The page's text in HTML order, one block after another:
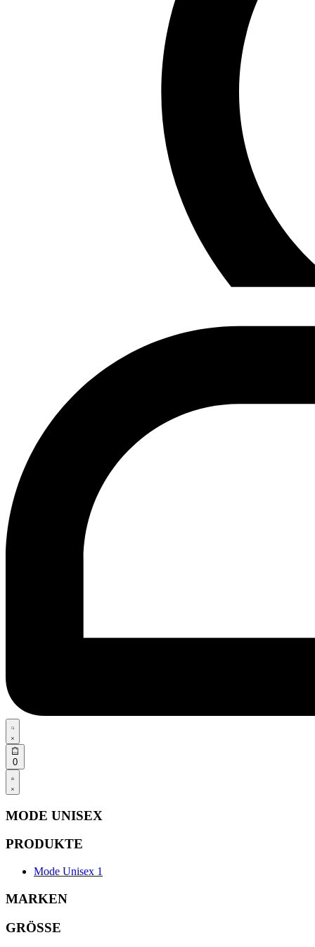
Search
open
0Open
cart
Open
Account
details
MODE UNISEX
PRODUKTE
Mode Unisex 1
MARKEN
GRÖSSE